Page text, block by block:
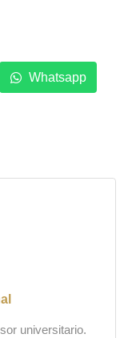
Whatsapp
universitario.